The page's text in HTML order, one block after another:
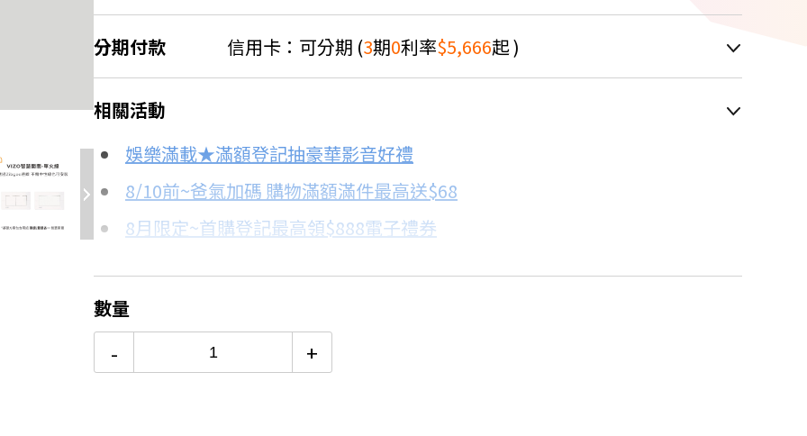
分期付款 信用卡：可分期 (3期0利率$5,666起 )
＊實際可分期數、適用利率，請以購物車顯示為主
信用卡分期
分期數
3期 0利率
每期金額
$5,666
$1,515
配合銀行/業者
18家銀行/業者
相關活動
娛樂滿載★滿額登記抽豪華影音好禮
8/10前~爸氣加碼 購物滿額滿件最高送$68
8月限定~首購登記最高領$888電子禮券
8/15前~指定購物滿額最高回饋25%
電視降到底破盤
智慧家電功能有哪些？→點我看達人教你買
數量
- +